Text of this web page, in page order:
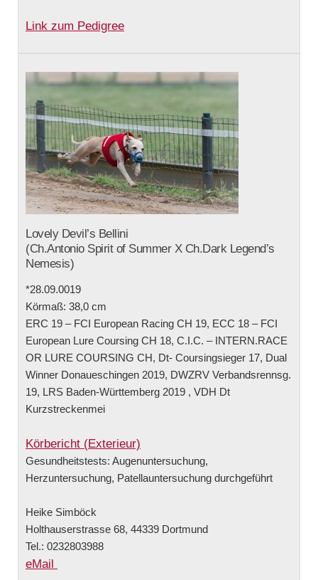
Link zum Pedigree
Lovely Devil’s Bellini
(Ch.Antonio Spirit of Summer X Ch.Dark Legend’s
Nemesis)
*28.09.0019
Körmaß: 38,0 cm
ERC 19 – FCI European Racing CH 19, ECC 18 – FCI
European Lure Coursing CH 18, C.I.C. – INTERN.RACE
OR LURE COURSING CH, Dt- Coursingsieger 17, Dual
Winner Donaueschingen 2019, DWZRV Verbandsrennsg.
19, LRS Baden-Württemberg 2019 , VDH Dt
Kurzstreckenmei
Körbericht (Exterieur)
Gesundheitstests: Augenuntersuchung,
Herzuntersuchung, Patellauntersuchung durchgeführt
Heike Simböck
Holthauserstrasse 68, 44339 Dortmund
Tel.: 0232803988
eMail